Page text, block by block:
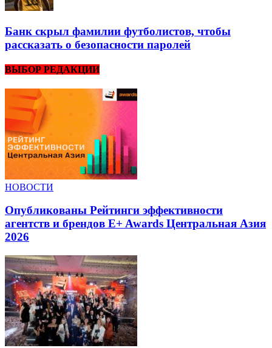
Банк скрыл фамилии футболистов, чтобы
рассказать о безопасности паролей
ВЫБОР РЕДАКЦИИ
НОВОСТИ
Опубликованы Рейтинги эффективности
агентств и брендов E+ Awards Центральная Азия
2026